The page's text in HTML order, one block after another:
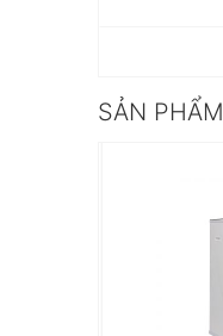
SẢN PHẨM